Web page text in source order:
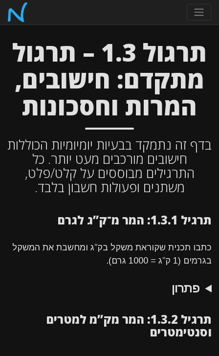
תרגול 1.3 – תרגול
מתקדם: חישובים,
המרות וחסכונות
בדף זה נתמקד בבעיות יומיומיות הכוללות
חישובים מורכבים מעט יותר. כל
התרגילים מבוססים על קלט/פלט,
משתנים ופעולות חשבון בלבד.
תרגיל 1.3.1: המר מ־ק”ג לגרם
כתבו תכנית שקוראת משקל בק”ג ומחשבת את המשקל
בגרמים (1 ק”ג = 1000 גרם).
פתרון
תרגיל 1.3.2: המר מק”מ למטרים
וסנטימטרים